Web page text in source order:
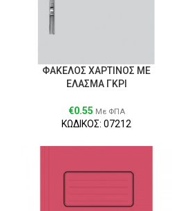
ΦΑΚΕΛΟΣ ΧΑΡΤΙΝΟΣ ΜΕ
ΕΛΑΣΜΑ ΓΚΡΙ
€0.55 Με ΦΠΑ
ΚΩΔΙΚΟΣ: 07212